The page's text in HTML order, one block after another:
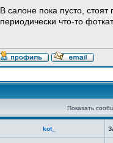
В салоне пока пусто,
периодически что-то
Показать
kot_